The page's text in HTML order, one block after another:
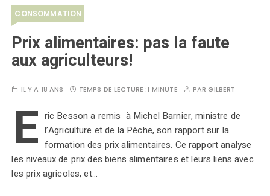
CONSOMMATION
Prix alimentaires: pas la faute
aux agriculteurs!
IL Y A 18 ANS TEMPS DE LECTURE :1 MINUTE PARGILBERT
E ric Besson a remis à Michel Barnier, ministre de
l’Agriculture et de la Pêche, son rapport sur la
formation des prix alimentaires. Ce rapport analyse
les niveaux de prix des biens alimentaires et leurs liens avec
les prix agricoles, et…